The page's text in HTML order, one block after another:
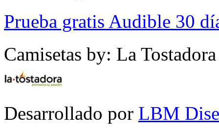
Prueba gratis Audible 30
Camisetas by: La Tostadora
Desarrollado por LBM